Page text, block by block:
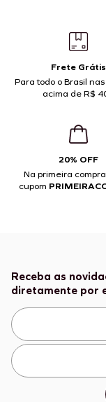
Frete Grátis
Para todo o Brasil
acima de R$
20% OFF
Na primeira
cupom
Receba as
diretamente por